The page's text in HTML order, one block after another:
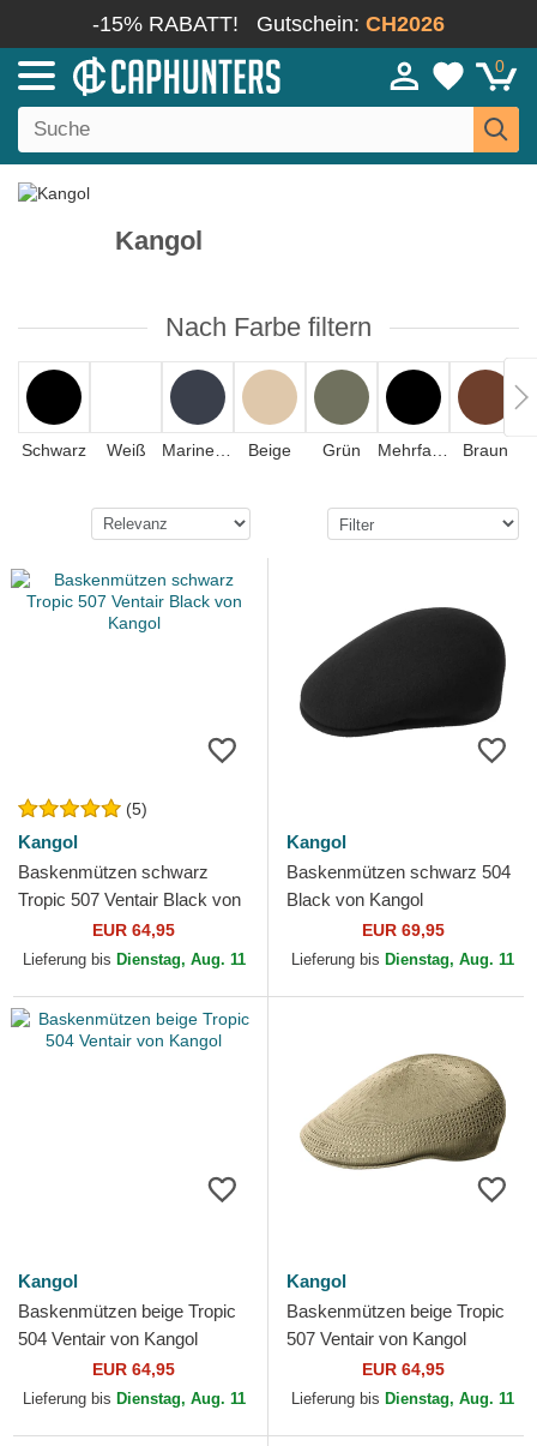
-15% RABATT! Gutschein: CH2026
0
Kangol
Nach Farbe filtern
Schwarz Weiß Beige Grün Braun
(5)
Kangol
Baskenmützen schwarz
Tropic 507 Ventair Black von
EUR 64,95
Lieferung bis Dienstag, Aug. 11
Kangol
Baskenmützen schwarz 504
Black von Kangol
EUR 69,95
Lieferung bis Dienstag, Aug. 11
Kangol
Baskenmützen beige Tropic
504 Ventair von Kangol
EUR 64,95
Lieferung bis Dienstag, Aug. 11
Kangol
Baskenmützen beige Tropic
507 Ventair von Kangol
EUR 64,95
Lieferung bis Dienstag, Aug. 11